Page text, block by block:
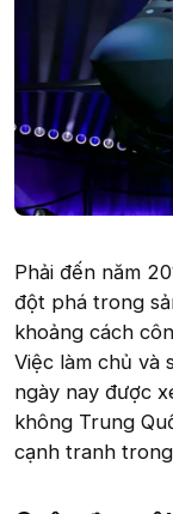
Phải đến năm
đột phá trong
khoảng cách
Việc làm chủ và
ngày nay được
không Trung
cạnh tranh